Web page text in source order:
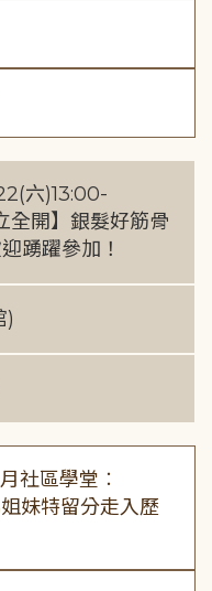
六)13:00-
全開】銀髮好筋骨
踴躍參加！
)
社區學堂︰
妹特留分走入歷